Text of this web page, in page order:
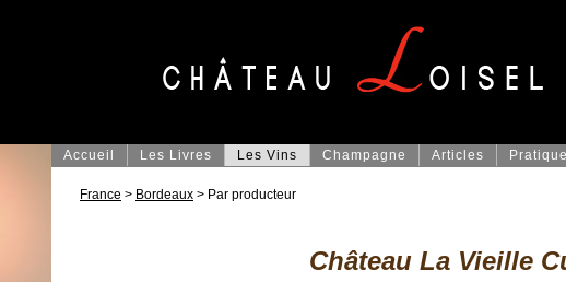
Accueil Les Livres Les Vins Champagne Articles Pratique
France > Bordeaux > Par producteur
Château La Vieille